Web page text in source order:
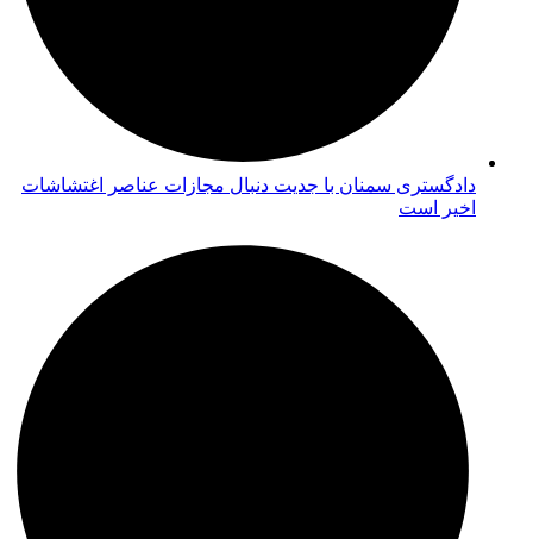
دادگستری سمنان با جدیت دنبال مجازات عناصر اغتشاشات
اخیر است